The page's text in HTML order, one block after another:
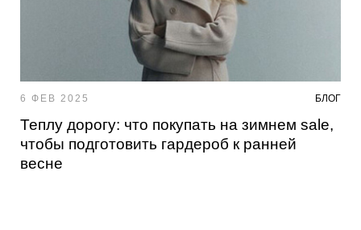
6 ФЕВ 2025 БЛОГ
Теплу дорогу: что покупать на зимнем sale,
чтобы подготовить гардероб к ранней
весне